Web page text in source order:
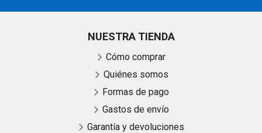
NUESTRA TIENDA
Cómo comprar
Quiénes somos
Formas de pago
Gastos de envío
Garantía y devoluciones